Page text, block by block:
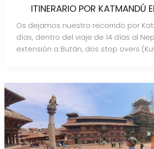
ITINERARIO POR KATMANDÚ
Os dejamos nuestro recorrido por
días, dentro del viaje de 14 días al
extensión a Bután, dos stop overs